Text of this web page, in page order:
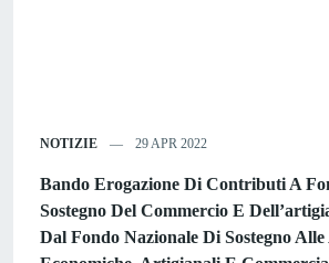
NOTIZIE 29 APR 2022
Bando Erogazione Di Contributi A
Sostegno Del Commercio E
Dal Fondo Nazionale Di Sostegno Alle